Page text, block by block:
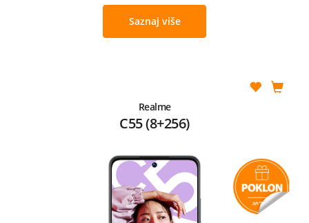
Saznaj više
Realme
C55 (8+256)